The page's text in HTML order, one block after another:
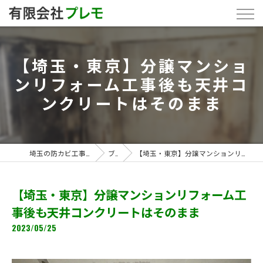
【埼玉・東京】分譲マンショ
ンリフォーム工事後も天井コ
ンクリートはそのまま
ブログ 【埼玉・東京】分譲マンションリフォーム工事後も天井コンクリートはそのまま
【埼玉・東京】分譲マンションリフォーム工
事後も天井コンクリートはそのまま
2023/05/25